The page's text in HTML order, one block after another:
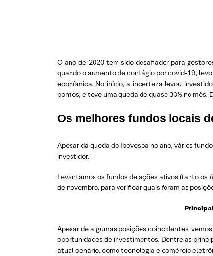
O ano de 2020 tem sido desafiador para
quando o aumento de contágio por covid-19,
econômica. No início, a incerteza levou
pontos, e teve uma queda de quase 30% no
Os melhores fundos locais
Apesar da queda do Ibovespa no ano, vários
investidor.
Levantamos os fundos de ações ativos (tanto os
de novembro, para verificar quais foram as
Apesar de algumas posições coincidentes,
oportunidades de investimentos. Dentre as
atual cenário, como tecnologia e comércio